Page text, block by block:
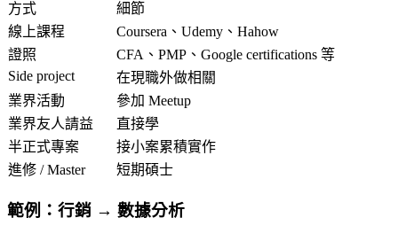
方式
細節
線上課程
Coursera、Udemy、Hahow
證照
CFA、PMP、Google certifications 等
Side project
在現職外做相關
業界活動
參加 Meetup
業界友人請益
直接學
半正式專案
接小案累積實作
進修 / Master
短期碩士
範例：行銷 → 數據分析